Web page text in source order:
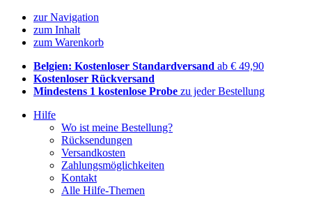
zur Navigation
zum Inhalt
zum Warenkorb
Belgien: Kostenloser Standardversand ab € 49,90
Kostenloser Rückversand
Mindestens 1 kostenlose Probe zu jeder Bestellung
Hilfe
Wo ist meine Bestellung?
Rücksendungen
Versandkosten
Zahlungsmöglichkeiten
Kontakt
Alle Hilfe-Themen